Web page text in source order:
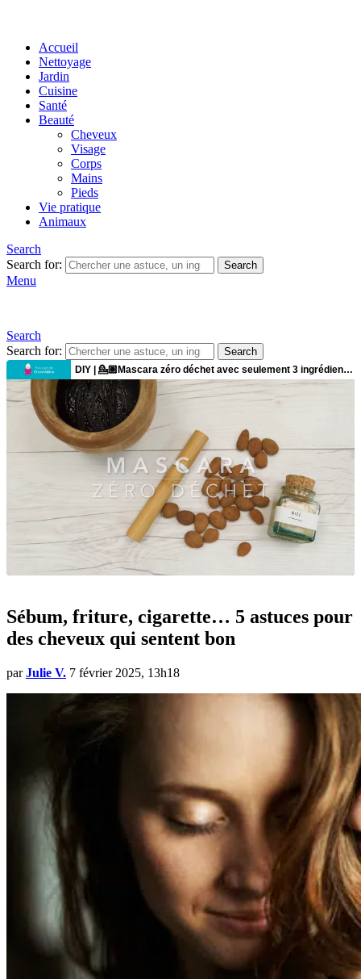
Accueil
Nettoyage
Jardin
Cuisine
Santé
Beauté
Cheveux
Visage
Corps
Mains
Pieds
Vie pratique
Animaux
Search
Search for:
Search
Menu
Search
Search for:
Search
Sébum, friture, cigarette… 5 astuces pour
des cheveux qui sentent bon
par Julie V. 7 février 2025, 13h18